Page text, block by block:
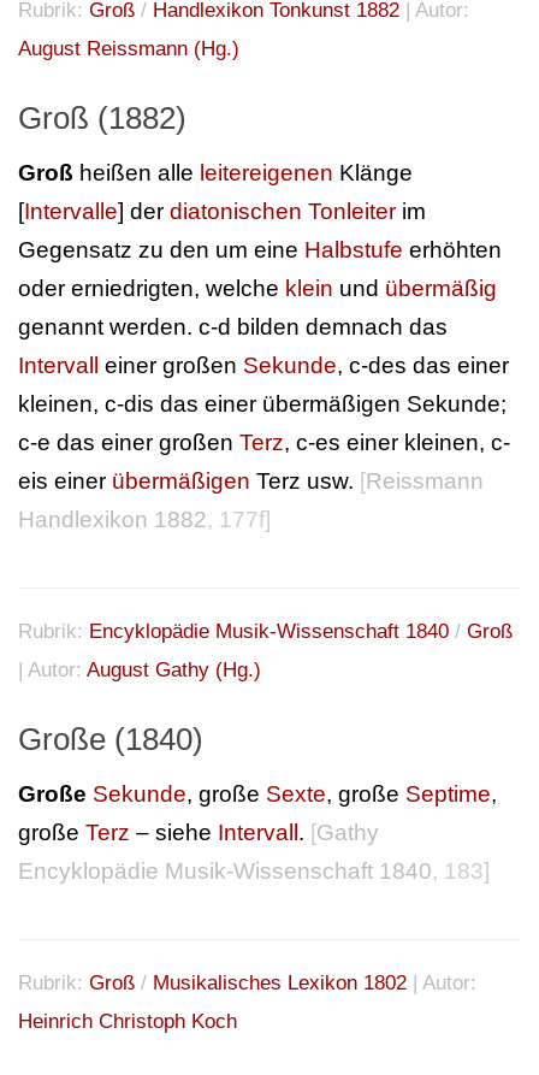
Rubrik: Groß / Handlexikon Tonkunst 1882 | Autor:
August Reissmann (Hg.)
Groß (1882)
Groß heißen alle leitereigenen Klänge
[Intervalle] der diatonischen Tonleiter im
Gegensatz zu den um eine Halbstufe erhöhten
oder erniedrigten, welche klein und übermäßig
genannt werden. c-d bilden demnach das
Intervall einer großen Sekunde, c-des das einer
kleinen, c-dis das einer übermäßigen Sekunde;
c-e das einer großen Terz, c-es einer kleinen, c-
eis einer übermäßigen Terz usw. [Reissmann
Handlexikon 1882, 177f]
Rubrik: Encyklopädie Musik-Wissenschaft 1840 / Groß
| Autor: August Gathy (Hg.)
Große (1840)
Große Sekunde, große Sexte, große Septime,
große Terz – siehe Intervall. [Gathy
Encyklopädie Musik-Wissenschaft 1840, 183]
Rubrik: Groß / Musikalisches Lexikon 1802 | Autor:
Heinrich Christoph Koch